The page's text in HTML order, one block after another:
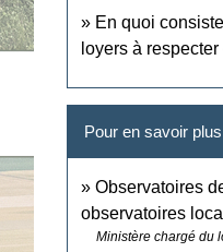
En quoi
loyers à
Pour en savoir plus
Observatoires
observatoires
Ministère chargé du